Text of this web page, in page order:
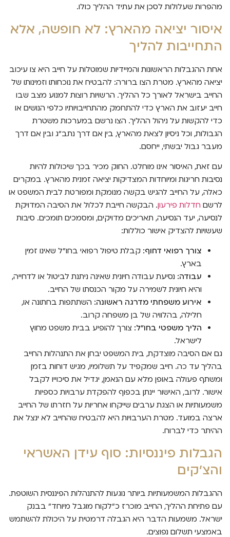
מהפרות שעלולות לסכן את עתיד ההליך כולו.
איסור יציאה מהארץ: לא חופשה, אלא
התחייבות להליך
אחת ההגבלות הראשונות והמיידיות שמוטלות על חייב היא צו עיכוב
יציאה מהארץ. מטרת הצו ברורה: להבטיח את נוכחותו וזמינותו של
החייב בישראל לאורך כל ההליך. הרשויות רוצות למנוע מצב שבו
חייב יעזוב את הארץ כדי להתחמק מהתחייבויותיו כלפי הנושים או
כדי להקשות על ניהול ההליך. הצו נרשם במערכות משטרת
הגבולות, וכל ניסיון לצאת מהארץ, בין אם דרך נתב"ג ובין אם דרך
מעבר גבול יבשתי, ייחסם.
עם זאת, האיסור אינו מוחלט. החוק מכיר בכך שיכולות להיות
נסיבות חריגות ומיוחדות המצדיקות יציאה זמנית מהארץ. במקרים
כאלה, על החייב להגיש בקשה מנומקת ומפורטת לבית המשפט או
לרשם חדלות פירעון. הבקשה חייבת לכלול את הסיבה המדויקת
לנסיעה, יעד הנסיעה, תאריכים מדויקים, ומסמכים תומכים. סיבות
שעשויות להצדיק אישור כוללות:
צורך רפואי דחוף: קבלת טיפול רפואי בחו"ל שאינו זמין
בארץ.
עבודה: נסיעת עבודה חיונית שאינה ניתנת לביטול או לדחייה,
והיא חיונית לשמירה על מקור הכנסתו של החייב.
אירוע משפחתי מדרגה ראשונה: השתתפות בחתונה או,
חלילה, בהלוויה של בן משפחה קרוב.
הליך משפטי בחו"ל: צורך להופיע בבית משפט מחוץ
לישראל.
גם אם הסיבה מוצדקת, בית המשפט יבחן את התנהלות החייב
בהליך עד כה. חייב שמקפיד על תשלומיו, מגיש דוחות בזמן
ומשתף פעולה באופן מלא עם הנאמן, יגדיל את סיכוייו לקבל
אישור. לרוב, האישור יינתן בכפוף להפקדת ערבויות כספיות
משמעותיות או הצגת ערבים שייקחו אחריות על חזרתו של החייב
ארצה במועד. מטרת הערבויות היא להבטיח שהחייב לא ינצל את
ההיתר כדי לברוח.
הגבלות פיננסיות: סוף עידן האשראי
והצ'קים
ההגבלות המשמעותיות ביותר נוגעות להתנהלות הפיננסית השוטפת.
עם פתיחת ההליך, החייב מוכרז כ"לקוח מוגבל מיוחד" בבנק
ישראל. משמעות הדבר היא הגבלה דרמטית על היכולת להשתמש
באמצעי תשלום נפוצים.